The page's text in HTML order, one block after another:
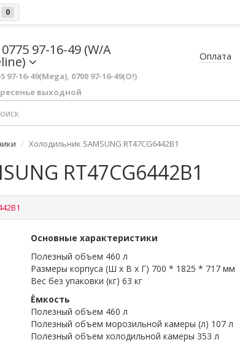
0
0775 97-16-49 (W/A
97-16-49(Mega), 0700 97-16-49(O!)
выходной
Оплата
Холодильник SAMSUNG RT47CG6442B1
RT47CG6442B1
Основные характеристики
Полезный объем 460 л
Размеры корпуса (Ш х В х Г) 700 * 1825 * 717 мм
Вес без упаковки (кг) 63 кг
Ёмкость
Полезный объем 460 л
Полезный объем морозильной камеры (л) 107 л
Полезный объем холодильной камеры 353 л